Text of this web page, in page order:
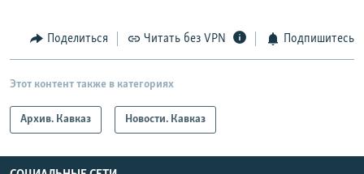
Поделиться Читать без VPN Подпишитесь
Этот контент также в категориях
Архив. Кавказ Новости. Кавказ